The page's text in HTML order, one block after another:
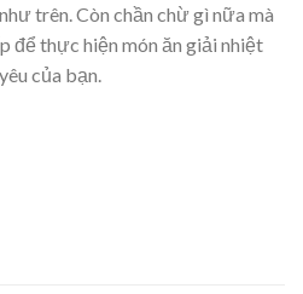
trên. Còn chần chừ gì nữa mà
để thực hiện món ăn giải nhiệt
của bạn.